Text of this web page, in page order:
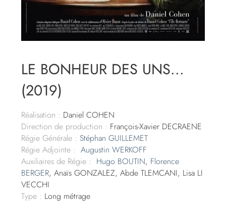
LE BONHEUR DES UNS...
(2019)
Réalisation : Daniel COHEN
Direction de production : François-Xavier DECRAENE
Régie Générale : Stéphan GUILLEMET
Régie Adjointe : Augustin WERKOFF
Auxiliaires de Régie : Hugo BOUTIN, Florence
BERGER, Anaïs GONZALEZ, Abde TLEMCANI, Lisa LI
VECCHI
Type : Long métrage